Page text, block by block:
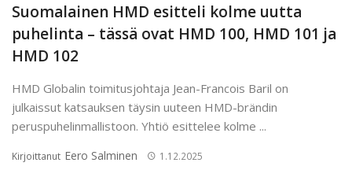
Suomalainen HMD esitteli kolme uutta
puhelinta – tässä ovat HMD 100, HMD 101 ja
HMD 102
HMD Globalin toimitusjohtaja Jean-Francois Baril on
julkaissut katsauksen täysin uuteen HMD-brändin
peruspuhelinmallistoon. Yhtiö esittelee kolme ...
Kirjoittanut Eero Salminen 1.12.2025